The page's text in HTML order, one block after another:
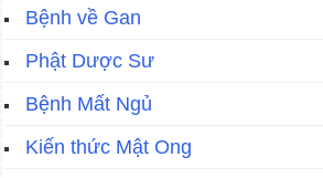
Bệnh về Gan
Phật Dược Sư
Bệnh Mất Ngủ
Kiến thức Mật Ong